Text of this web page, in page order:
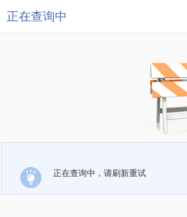
正在查询中
正在查询中，请刷新重试